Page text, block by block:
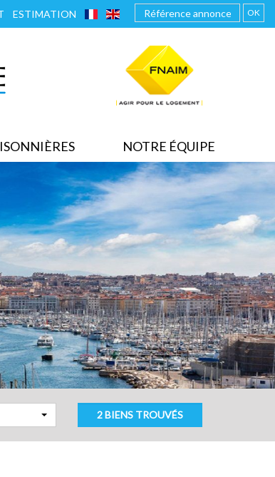
FRANÇAISENGLISH
ESTIMATION OK
NOTRE ÉQUIPE
2 BIENS TROUVÉS